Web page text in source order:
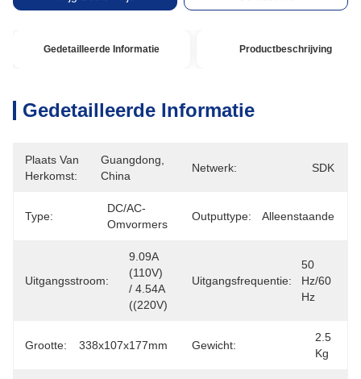
Gedetailleerde Informatie Productbeschrijving
Gedetailleerde Informatie
Plaats Van
Herkomst:
Guangdong,
China
Netwerk: SDK
Type:
DC/AC-
Omvormers
Outputtype: Alleenstaande
Uitgangsstroom:
9.09A
(110V)
/ 4.54A
((220V)
Uitgangsfrequentie:
50
Hz/60
Hz
Grootte: 338x107x177mm Gewicht:
2.5
Kg